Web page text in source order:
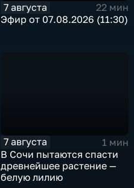
7 августа
22 мин
Эфир от 07.08.2026 (11:30)
7 августа
1 мин
В Сочи пытаются спасти
древнейшее растение —
белую лилию